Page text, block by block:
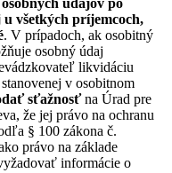
u všetkých príjemcoch,
. V prípadoch, ak osobitný
osobný údaj
likvidáciu
v osobitnom
sťažnosťna Úrad pre
že jej právo na ochranu
§ 100 zákona č.
právo na základe
informácie o